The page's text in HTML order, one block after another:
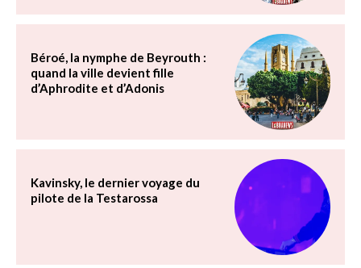
Béroé, la nymphe de Beyrouth :
quand la ville devient fille
d’Aphrodite et d’Adonis
Kavinsky, le dernier voyage du
pilote de la Testarossa